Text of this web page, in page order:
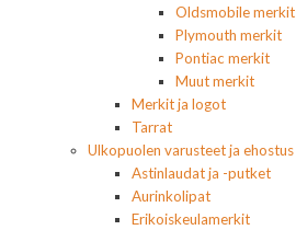
Oldsmobile merkit
Plymouth merkit
Pontiac merkit
Muut merkit
Merkit ja logot
Tarrat
Ulkopuolen varusteet ja ehostus
Astinlaudat ja -putket
Aurinkolipat
Erikoiskeulamerkit